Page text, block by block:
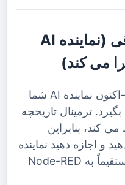
AI-اتوماسیون برقی (نماینده AI
می کند)
آماده سازی دستی کامل شد—اکنون نماینده AI شما
ترمینال تاریخچه
کند، بنابراین
و اجازه دهید نماینده
AI شما به روز رسانی ها را مستقیماً به Node-RED